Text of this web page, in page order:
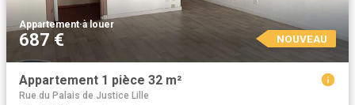
Appartement·à louer
687 € NOUVEAU
Appartement 1 pièce 32 m²
Rue du Palais de Justice Lille